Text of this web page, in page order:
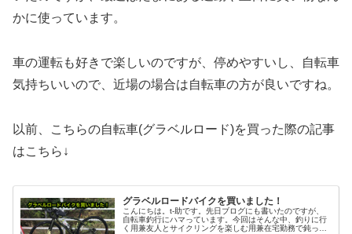
かに使っています。
車の運転も好きで楽しいのですが、停めやすいし、自転車
気持ちいいので、近場の場合は自転車の方が良いですね。
以前、こちらの自転車(グラベルロード)を買った際の記事
はこちら↓
グラベルロードバイクを買いました！
こんにちは。t-助です。先日ブログにも書いたのですが、
自転車釣行にハマっています。今回はそんな中、釣りに行
く用兼友人とサイクリングを楽しむ用兼在宅勤務で鈍った